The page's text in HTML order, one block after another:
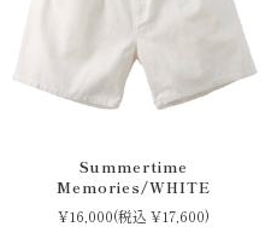
Summertime
Memories/WHITE
¥16,000(税込 ¥17,600)